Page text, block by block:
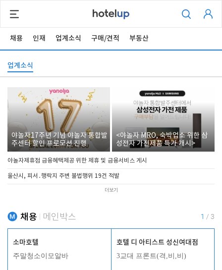
채용 인재 업계소식 구매/견적 부동산
업계소식
야놀자17주년 기념 야놀자 통합발
주센터 할인 프로모션 진행
<야놀자 MRO, 숙박업소 위한 삼
성전자 가전제품 특가 개시>
야놀자제휴점 금융혜택제공 위한 제휴 및 금융서비스 게시
울산시, 피서․행락지 주변 불법행위 19건 적발
더보기
채용 메인박스 1 / 3
소마호텔
주말청소이모알바
호텔 디 아티스트 성신여대점
3교대 프론트(격,비,비)